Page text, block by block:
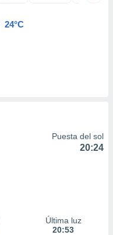
24°C
Puesta del sol
20:24
Última luz
20:53